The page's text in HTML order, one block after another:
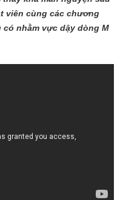
viên cùng các chương
nhằm vực dậy dòng M